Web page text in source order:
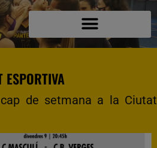
de setmana a la Ciutat